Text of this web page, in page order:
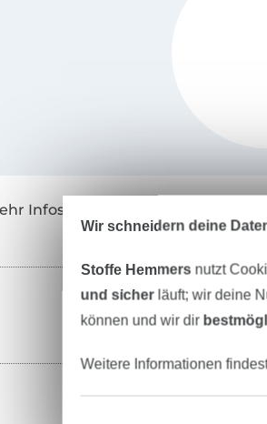
Infos zu "Hanna Louise"
Wir schneidern deine
Stoffe Hemmers nutzt
und sicherläuft; wir deine
können und wir dir
Weitere Informationen